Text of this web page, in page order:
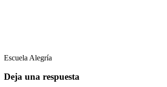
Escuela Alegría
Interacciones
Deja una respuesta